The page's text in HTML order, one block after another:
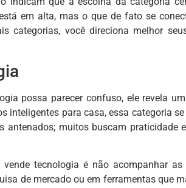
em alta, mas o que de fato se
categorias, você direciona melhor
possa parecer confuso, ele revela
inteligentes para casa, essa categoria
antenados; muitos buscam praticidade
tecnologia é não acompanhar
de mercado ou em ferramentas que